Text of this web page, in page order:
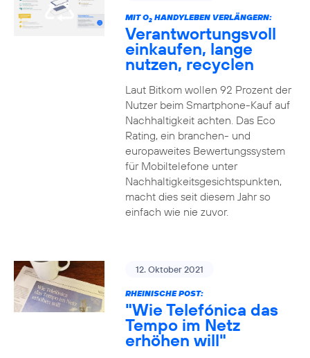
MIT O2HANDYLEBEN VERLÄNGERN:
Verantwortungsvoll
einkaufen, lange
nutzen, recyclen
Laut Bitkom wollen 92 Prozent der
Nutzer beim Smartphone-Kauf auf
Nachhaltigkeit achten. Das Eco
Rating, ein branchen- und
europaweites Bewertungssystem
für Mobiltelefone unter
Nachhaltigkeitsgesichtspunkten,
macht dies seit diesem Jahr so
einfach wie nie zuvor.
12. Oktober 2021
RHEINISCHE POST:
"Wie Telefónica das
Tempo im Netz
erhöhen will"